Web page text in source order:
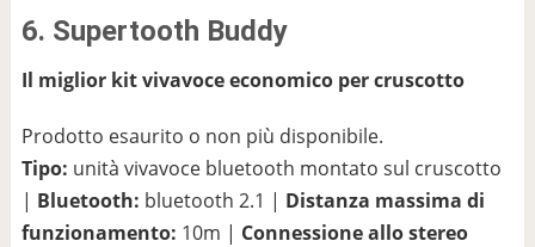
6. Supertooth Buddy
Il miglior kit vivavoce economico per cruscotto
Prodotto esaurito o non più disponibile.
Tipo: unità vivavoce bluetooth montato sul cruscotto
| Bluetooth: bluetooth 2.1 | Distanza massima di
funzionamento: 10m | Connessione allo stereo